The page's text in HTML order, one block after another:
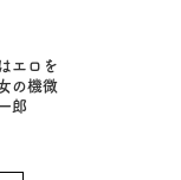
エロを
の機微
郎